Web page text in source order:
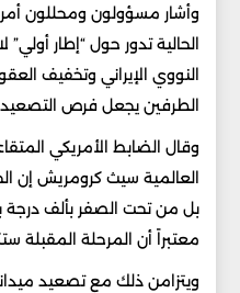
وأشار مسؤولون ومحللون
الحالية تدور حول “إطار
النووي الإيراني وتخفيف
الطرفين يجعل فرص
وقال الضابط الأمريكي
العالمية سيث كرومريش إن
بل من تحت الصفر بألف درجة
معتبراً أن المرحلة المقبلة
ويتزامن ذلك مع تصعيد